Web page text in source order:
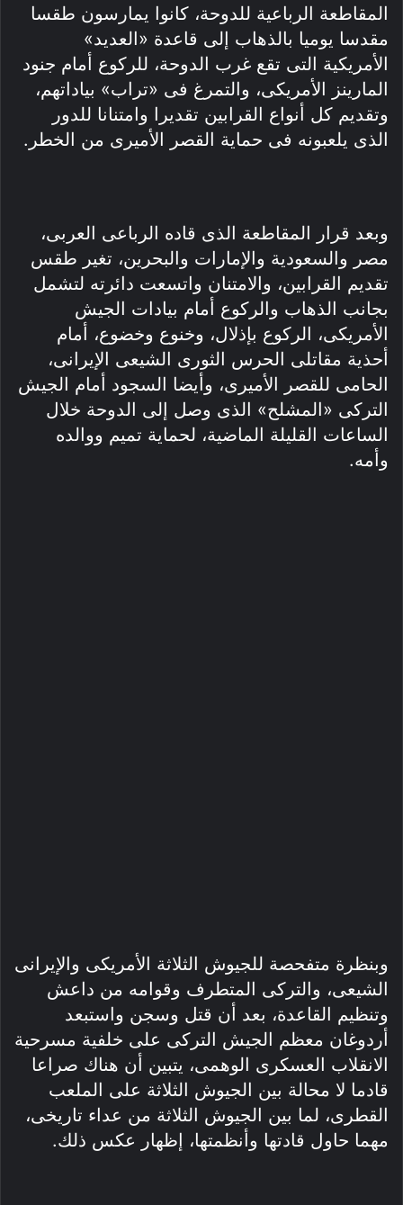
المقاطعة الرباعية للدوحة، كانوا يمارسون طقسا
مقدسا يوميا بالذهاب إلى قاعدة «العديد»
الأمريكية التى تقع غرب الدوحة، للركوع أمام جنود
المارينز الأمريكى، والتمرغ فى «تراب» بياداتهم،
وتقديم كل أنواع القرابين تقديرا وامتنانا للدور
الذى يلعبونه فى حماية القصر الأميرى من الخطر.
وبعد قرار المقاطعة الذى قاده الرباعى العربى،
مصر والسعودية والإمارات والبحرين، تغير طقس
تقديم القرابين، والامتنان واتسعت دائرته لتشمل
بجانب الذهاب والركوع أمام بيادات الجيش
الأمريكى، الركوع بإذلال، وخنوع وخضوع، أمام
أحذية مقاتلى الحرس الثورى الشيعى الإيرانى،
الحامى للقصر الأميرى، وأيضا السجود أمام الجيش
التركى «المشلح» الذى وصل إلى الدوحة خلال
الساعات القليلة الماضية، لحماية تميم ووالده
وأمه.
وبنظرة متفحصة للجيوش الثلاثة الأمريكى والإيرانى
الشيعى، والتركى المتطرف وقوامه من داعش
وتنظيم القاعدة، بعد أن قتل وسجن واستبعد
أردوغان معظم الجيش التركى على خلفية مسرحية
الانقلاب العسكرى الوهمى، يتبين أن هناك صراعا
قادما لا محالة بين الجيوش الثلاثة على الملعب
القطرى، لما بين الجيوش الثلاثة من عداء تاريخى،
مهما حاول قادتها وأنظمتها، إظهار عكس ذلك.